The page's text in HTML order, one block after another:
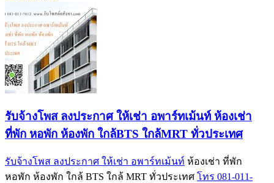
รับจ้างโพส ลงประกาศ ให้เช่า อพาร์ทเม้นท์ ห้องเช่า
ที่พัก หอพัก ห้องพัก ใกล้BTS ใกล้MRT ทั่วประเทศ
รับจ้างโพส ลงประกาศ ให้เช่า อพาร์ทเม้นท์ ห้องเช่า ที่พัก
หอพัก ห้องพัก ใกล้ BTS ใกล้ MRT ทั่วประเทศ โทร 081-011-